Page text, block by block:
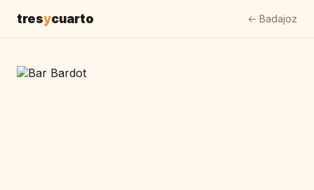
tresycuarto ← Badajoz